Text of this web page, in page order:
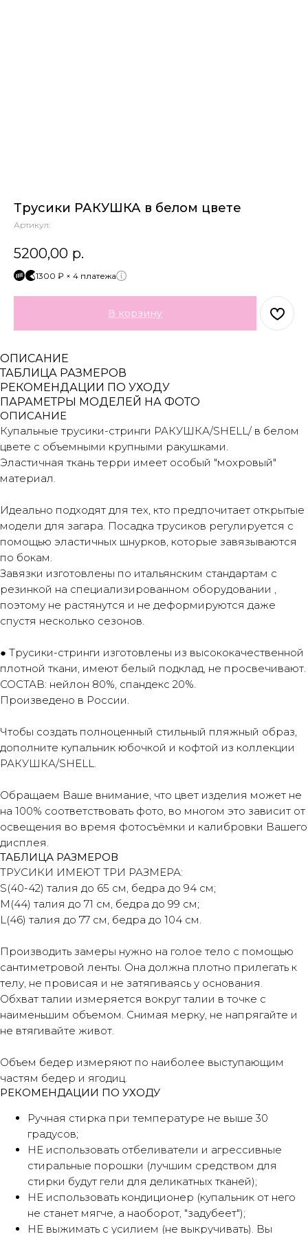
Трусики РАКУШКА в белом цвете
Артикул:
5200,00 р.
1300 ₽ × 4 платежа
В корзину
ОПИСАНИЕ
ТАБЛИЦА РАЗМЕРОВ
РЕКОМЕНДАЦИИ ПО УХОДУ
ПАРАМЕТРЫ МОДЕЛЕЙ НА ФОТО
ОПИСАНИЕ
Купальные трусики-стринги РАКУШКА/SHELL/ в белом
цвете с объемными крупными ракушками.
Эластичная ткань терри имеет особый "мохровый"
материал.
Идеально подходят для тех, кто предпочитает открытые
модели для загара. Посадка трусиков регулируется с
помощью эластичных шнурков, которые завязываются
по бокам.
Завязки изготовлены по итальянским стандартам с
резинкой на специализированном оборудовании ,
поэтому не растянутся и не деформируются даже
спустя несколько сезонов.
● Трусики-стринги изготовлены из высококачественной
плотной ткани, имеют белый подклад, не просвечивают.
СОСТАВ: нейлон 80%, спандекс 20%.
Произведено в России.
Чтобы создать полноценный стильный пляжный образ,
дополните купальник юбочкой и кофтой из коллекции
РАКУШКА/SHELL.
Обращаем Ваше внимание, что цвет изделия может не
на 100% соответствовать фото, во многом это зависит от
освещения во время фотосъёмки и калибровки Вашего
дисплея.
ТАБЛИЦА РАЗМЕРОВ
ТРУСИКИ ИМЕЮТ ТРИ РАЗМЕРА:
S(40-42) талия до 65 см, бедра до 94 см;
М(44) талия до 71 см, бедра до 99 см;
L(46) талия до 77 см, бедра до 104 см.
Производить замеры нужно на голое тело с помощью
сантиметровой ленты. Она должна плотно прилегать к
телу, не провисая и не затягиваясь у основания.
Обхват талии измеряется вокруг талии в точке с
наименьшим объемом. Снимая мерку, не напрягайте и
не втягивайте живот.
Объем бедер измеряют по наиболее выступающим
частям бедер и ягодиц.
РЕКОМЕНДАЦИИ ПО УХОДУ
Ручная стирка при температуре не выше 30
градусов;
НЕ использовать отбеливатели и агрессивные
стиральные порошки (лучшим средством для
стирки будут гели для деликатных тканей);
НЕ использовать кондиционер (купальник от него
не станет мягче, а наоборот, "задубеет");
НЕ выжимать с усилием (не выкручивать). Вы
Оплата частями